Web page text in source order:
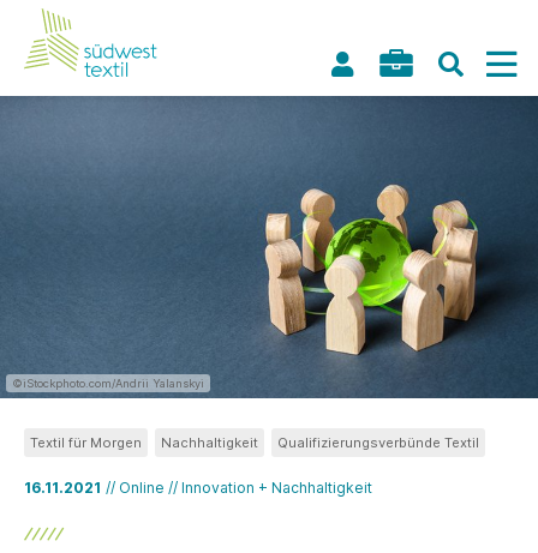
©iStockphoto.com/Andrii Yalanskyi
16.11.2021 // Online // Innovation + Nachhaltigkeit
Textil für Morgen Nachhaltigkeit Qualifizierungsverbünde Textil